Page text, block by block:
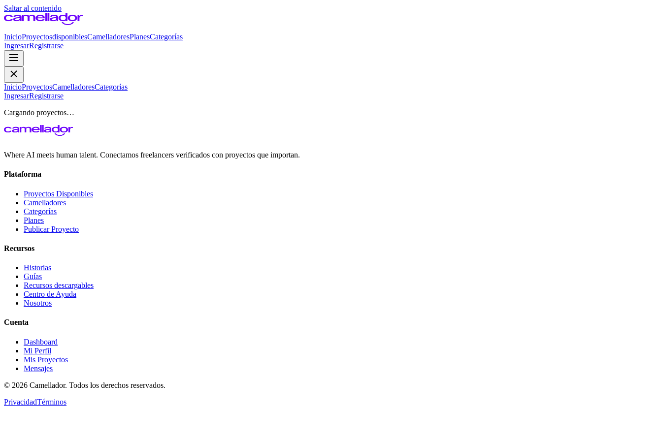
Saltar al contenido
InicioProyectosdisponiblesCamelladoresPlanesCategorías
IngresarRegistrarse
InicioProyectosCamelladoresCategorías
IngresarRegistrarse
Cargando proyectos…
Where AI meets human talent. Conectamos freelancers verificados con proyectos que importan.
Plataforma
Proyectos Disponibles
Camelladores
Categorías
Planes
Publicar Proyecto
Recursos
Historias
Guías
Recursos descargables
Centro de Ayuda
Nosotros
Cuenta
Dashboard
Mi Perfil
Mis Proyectos
Mensajes
© 2026 Camellador. Todos los derechos reservados.
PrivacidadTérminos